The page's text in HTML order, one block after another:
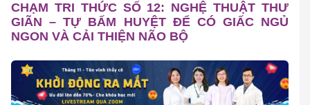
CHẠM TRI THỨC SỐ 12: NGHỆ THUẬT THƯ
GIÃN – TỰ BẤM HUYỆT ĐỂ CÓ GIẤC NGỦ
NGON VÀ CẢI THIỆN NÃO BỘ